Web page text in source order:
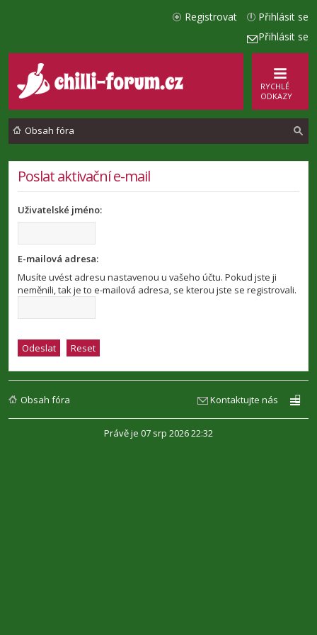
Přihlásit se
Přihlásit se
Registrovat
RYCHLÉ
ODKAZY
Obsah fóra
Poslat aktivační e-mail
Uživatelské jméno:
E-mailová adresa:
Musíte uvést adresu nastavenou u vašeho účtu. Pokud jste ji
neměnili, tak je to e-mailová adresa, se kterou jste se registrovali.
Obsah fóra Kontaktujte nás
Právě je 07 srp 2026 22:32